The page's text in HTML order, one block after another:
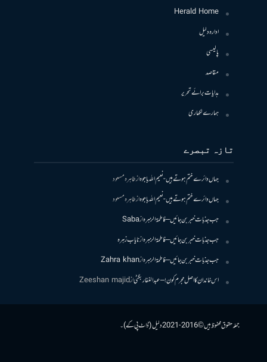
Herald Home
ادارہ دلیل
پالیسی
مقاصد
ہدایات برائے تحریر
ہمارے لکھاری
تازہ تبصرے
جہاں دائرے ختم ہوتے ہیں- نعیم اللہ باجوہازطاہرہ مسعود
جہاں دائرے ختم ہوتے ہیں- نعیم اللہ باجوہازطاہرہ مسعود
جب جذبات خبر بن جائیں – فاطمۃالزہرہازSaba
جب جذبات خبر بن جائیں – فاطمۃالزہرہازنایاب زہرہ
جب جذبات خبر بن جائیں – فاطمۃالزہرہازZahra khan
اس خاندان کا اصل مجرم کون! – عبدالغفار بگٹیازZeeshan majid
جملہ حقوق محفوظ ہیں © 2016-2021 دلیل (ڈاٹ پی کے)۔